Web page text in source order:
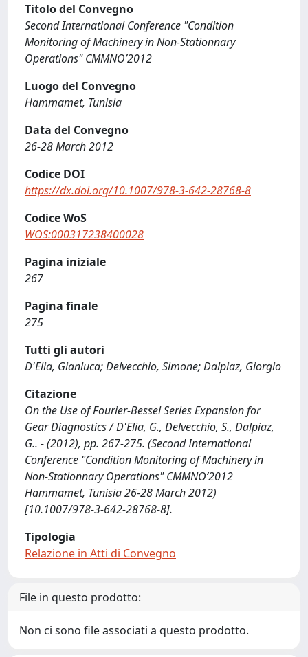
Titolo del Convegno
Second International Conference "Condition
Monitoring of Machinery in Non-Stationnary
Operations" CMMNO’2012
Luogo del Convegno
Hammamet, Tunisia
Data del Convegno
26-28 March 2012
Codice DOI
https://dx.doi.org/10.1007/978-3-642-28768-8
Codice WoS
WOS:000317238400028
Pagina iniziale
267
Pagina finale
275
Tutti gli autori
D'Elia, Gianluca; Delvecchio, Simone; Dalpiaz, Giorgio
Citazione
On the Use of Fourier-Bessel Series Expansion for
Gear Diagnostics / D'Elia, G., Delvecchio, S., Dalpiaz,
G.. - (2012), pp. 267-275. (Second International
Conference "Condition Monitoring of Machinery in
Non-Stationnary Operations" CMMNO’2012
Hammamet, Tunisia 26-28 March 2012)
[10.1007/978-3-642-28768-8].
Tipologia
Relazione in Atti di Convegno
File in questo prodotto:
Non ci sono file associati a questo prodotto.